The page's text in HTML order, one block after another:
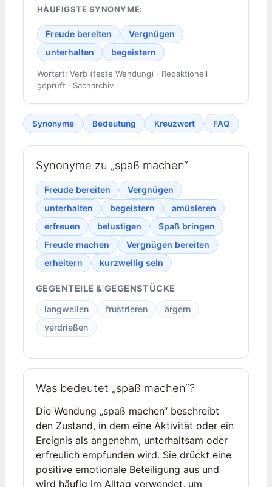
HÄUFIGSTE SYNONYME:
Freude bereiten
Vergnügen
unterhalten
begeistern
Wortart: Verb (feste Wendung) · Redaktionell
geprüft · Sacharchiv
Synonyme Bedeutung Kreuzwort FAQ
Synonyme zu „spaß machen“
Freude bereiten
Vergnügen
unterhalten
begeistern
amüsieren
erfreuen
belustigen
Spaß bringen
Freude machen
Vergnügen bereiten
erheitern
kurzweilig sein
GEGENTEILE & GEGENSTÜCKE
langweilen frustrieren
ärgern
verdrießen
Was bedeutet „spaß machen“?
Die Wendung „spaß machen“ beschreibt
den Zustand, in dem eine Aktivität oder ein
Ereignis als angenehm, unterhaltsam oder
erfreulich empfunden wird. Sie drückt eine
positive emotionale Beteiligung aus und
wird häufig im Alltag verwendet, um